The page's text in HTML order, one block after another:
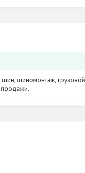
шиномонтаж, грузовой,